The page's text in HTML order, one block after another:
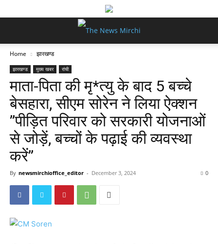
Home झारखण्ड
झारखण्ड मुख्य खबर रांची
माता-पिता की मृ*त्यु के बाद 5 बच्चे
बेसहारा, सीएम सोरेन ने लिया ऐक्शन
”पीड़ित परिवार को सरकारी योजनाओं
से जोड़ें, बच्चों के पढ़ाई की व्यवस्था
करें”
By newsmirchioffice_editor - December 3, 2024 0